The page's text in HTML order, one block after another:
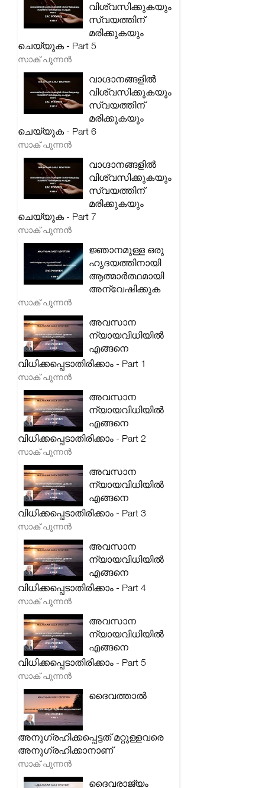
വിശ്വസിക്കുകയും
സ്വയത്തിന്
മരിക്കുകയും
ചെയ്യുക - Part 5
സാക് പുന്നൻ
വാഗ്ദാനങ്ങളിൽ
വിശ്വസിക്കുകയും
സ്വയത്തിന്
മരിക്കുകയും
ചെയ്യുക - Part 6
സാക് പുന്നൻ
വാഗ്ദാനങ്ങളിൽ
വിശ്വസിക്കുകയും
സ്വയത്തിന്
മരിക്കുകയും
ചെയ്യുക - Part 7
സാക് പുന്നൻ
ജ്ഞാനമുള്ള ഒരു
ഹൃദയത്തിനായി
ആത്മാർത്ഥമായി
അന്വേഷിക്കുക
സാക് പുന്നൻ
അവസാന
ന്യായവിധിയിൽ
എങ്ങനെ
വിധിക്കപ്പെടാതിരിക്കാം - Part 1
സാക് പുന്നൻ
അവസാന
ന്യായവിധിയിൽ
എങ്ങനെ
വിധിക്കപ്പെടാതിരിക്കാം - Part 2
സാക് പുന്നൻ
അവസാന
ന്യായവിധിയിൽ
എങ്ങനെ
വിധിക്കപ്പെടാതിരിക്കാം - Part 3
സാക് പുന്നൻ
അവസാന
ന്യായവിധിയിൽ
എങ്ങനെ
വിധിക്കപ്പെടാതിരിക്കാം - Part 4
സാക് പുന്നൻ
അവസാന
ന്യായവിധിയിൽ
എങ്ങനെ
വിധിക്കപ്പെടാതിരിക്കാം - Part 5
സാക് പുന്നൻ
ദൈവത്താൽ
അനുഗ്രഹിക്കപ്പെട്ടത് മറ്റുള്ളവരെ
അനുഗ്രഹിക്കാനാണ്
സാക് പുന്നൻ
ദൈവരാജ്യം